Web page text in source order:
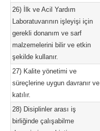
26) İlk ve Acil Yardım
Laboratuvarının işleyişi için
gerekli donanım ve sarf
malzemelerini bilir ve etkin
şekilde kullanır.
27) Kalite yönetimi ve
süreçlerine uygun davranır ve
katılır.
28) Disiplinler arası iş
birliğinde çalışabilme